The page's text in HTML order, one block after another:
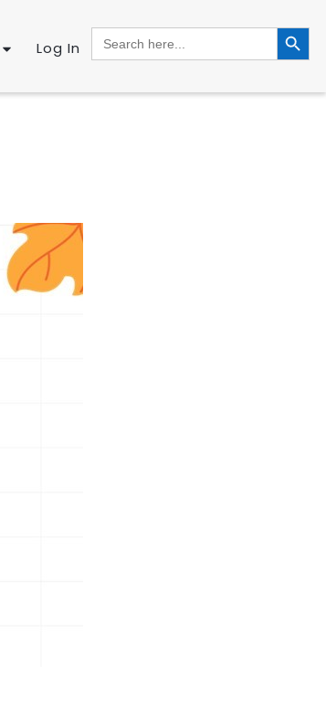
Log In
Search
for:
SEARCH